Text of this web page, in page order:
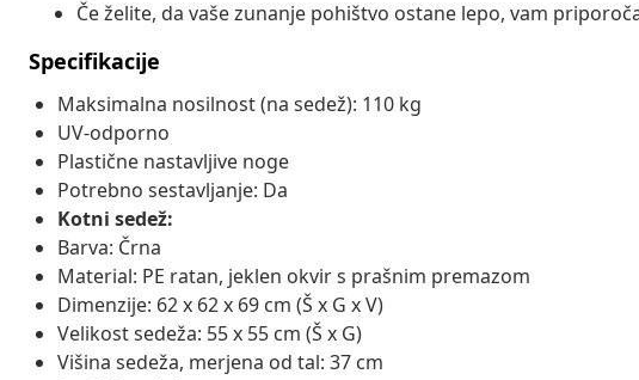
Če želite, da vaše zunanje pohištvo ostane lepo, vam
Specifikacije
Maksimalna nosilnost (na sedež): 110 kg
UV-odporno
Plastične nastavljive noge
Potrebno sestavljanje: Da
Kotni sedež:
Barva: Črna
Material: PE ratan, jeklen okvir s prašnim premazom
Dimenzije: 62 x 62 x 69 cm (Š x G x V)
Velikost sedeža: 55 x 55 cm (Š x G)
Višina sedeža, merjena od tal: 37 cm